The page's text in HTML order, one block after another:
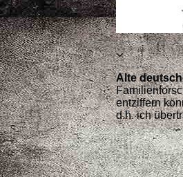
Alte
entziffern
d.h. ich